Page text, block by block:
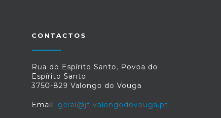
CONTACTOS
Rua do Espírito Santo, Povoa do
Espírito Santo
3750-829 Valongo do Vouga
Email: geral@jf-valongodovouga.pt